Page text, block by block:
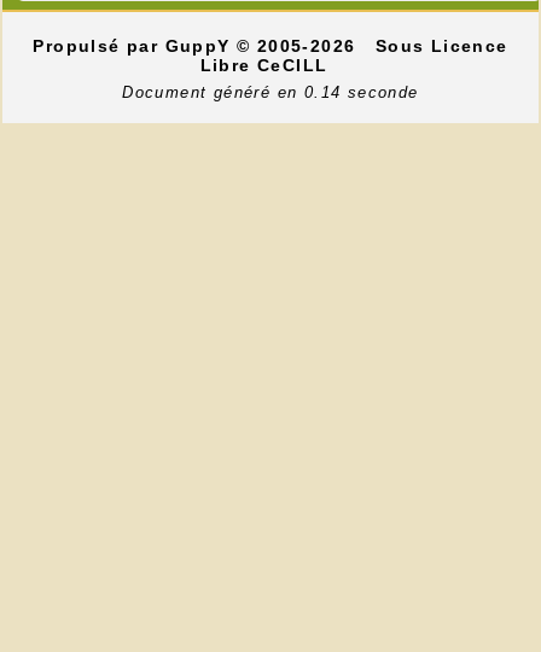
Propulsé par GuppY© 2005-2026
Sous Licence
Libre CeCILL
Document généré en 0.14 seconde